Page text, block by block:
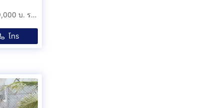
HONDA CIVIC FE 1.5 RS AT 2021 ออกรถ 0 บาท จัดได้ 799,000 บ. รหัสรถ 1F672
โทร